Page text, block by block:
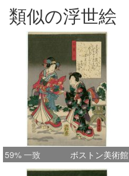
類似の浮世絵
59% 一致 ボストン美術館